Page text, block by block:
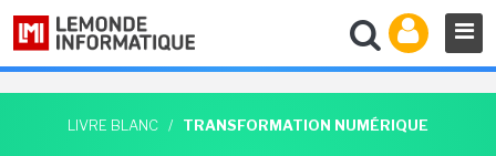
LIVRE BLANC / TRANSFORMATION NUMÉRIQUE